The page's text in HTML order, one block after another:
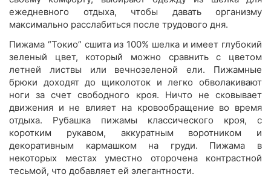
ежедневного отдыха, чтобы давать организму
максимально расслабиться после трудового дня.
Пижама “Токио” сшита из 100% шелка и имеет глубокий
зеленый цвет, который можно сравнить с цветом
летней листвы или вечнозеленой ели. Пижамные
брюки доходят до щиколоток и легко обволакивают
ноги за счет свободного кроя. Ничто не сковывает
движения и не влияет на кровообращение во время
отдыха. Рубашка пижамы классического кроя, с
коротким рукавом, аккуратным воротником и
декоративным кармашком на груди. Пижама в
некоторых местах уместно оторочена контрастной
тесьмой, что добавляет ей элегантности.